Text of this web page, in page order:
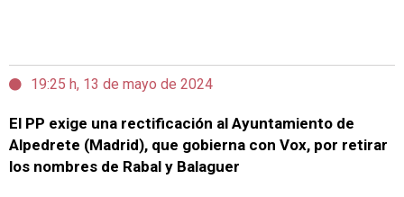
19:25 h, 13 de mayo de 2024
El PP exige una rectificación al Ayuntamiento de
Alpedrete (Madrid), que gobierna con Vox, por retirar
los nombres de Rabal y Balaguer